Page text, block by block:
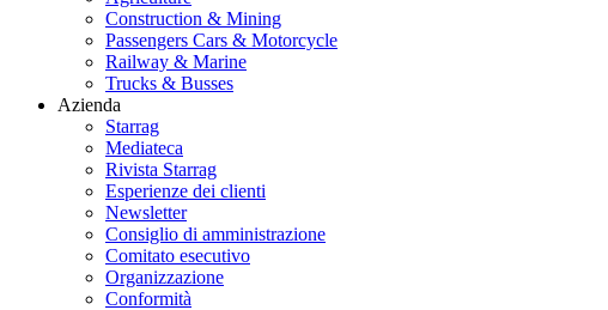
Construction & Mining
Passengers Cars & Motorcycle
Railway & Marine
Trucks & Busses
Azienda
Starrag
Mediateca
Rivista Starrag
Esperienze dei clienti
Newsletter
Consiglio di amministrazione
Comitato esecutivo
Organizzazione
Conformità